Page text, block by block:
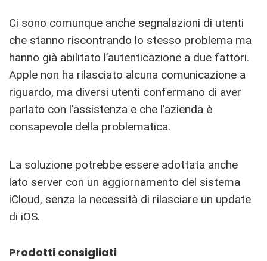
Ci sono comunque anche segnalazioni di utenti
che stanno riscontrando lo stesso problema ma
hanno già abilitato l’autenticazione a due fattori.
Apple non ha rilasciato alcuna comunicazione a
riguardo, ma diversi utenti confermano di aver
parlato con l’assistenza e che l’azienda è
consapevole della problematica.
La soluzione potrebbe essere adottata anche
lato server con un aggiornamento del sistema
iCloud, senza la necessità di rilasciare un update
di iOS.
Prodotti consigliati